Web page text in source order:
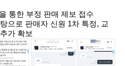
통한 부정 판매 제보 접수
으로 판매자 신원 1차 특정, 교
가 확보